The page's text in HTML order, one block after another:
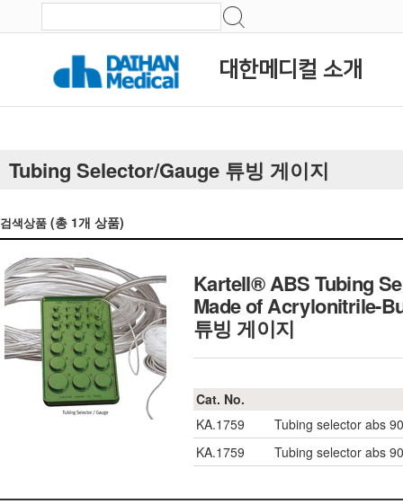
대한메디컬 소개
Tubing Selector/Gauge 튜빙 게이지
검색상품 (총 1개 상품)
Kartell® ABS Tubing
Made of Acrylonitrile-
튜빙 게이지
Cat. No.
KA.1759
Tubing selector abs
KA.1759
Tubing selector abs